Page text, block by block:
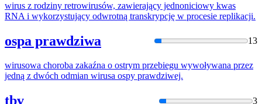
wirus z rodziny retrowirusów, zawierający jednoniciowy kwas
RNA i wykorzystujący odwrotną transkrypcję w procesie replikacji.
ospa prawdziwa 13
wirusowa choroba zakaźna o ostrym przebiegu wywoływana przez
jedną z dwóch odmian wirusa ospy prawdziwej.
tbv 3